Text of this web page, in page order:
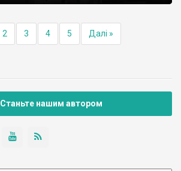
2 3 4 5 Далі »
Станьте нашим автором